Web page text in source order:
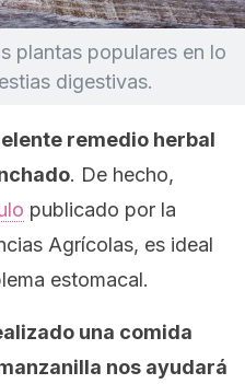
plantas populares en lo
digestivas.
remedio herbal
. De hecho,
publicado por la
Agrícolas, es ideal
estomacal.
una comida
nos ayudará